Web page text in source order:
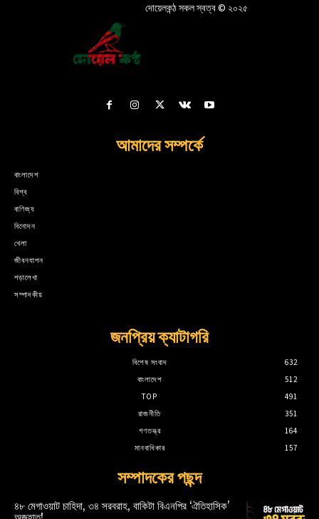
দোয়েলকন্ঠ সকল স্বত্ব © ২০২৫
আমাদের সম্পর্কে
বাংলাদেশ
বিশ্ব
বাণিজ্য
বিনোদন
খেলা
জীবনযাপন
পড়ালেখা
সম্পাদকীয়
জনপ্রিয় ক্যাটাগরি
বিশেষ সংবাদ
632
বাংলাদেশ
512
TOP
491
রাজনীতি
351
গণতন্ত্র
164
মানবাধিকার
157
সম্পাদকের পছন্দ
৪৮ মেগাওয়াট চাহিদা, ৩৪ সরবরাহ, বাকিটা বিএনপির ‘ঐতিহাসিক’